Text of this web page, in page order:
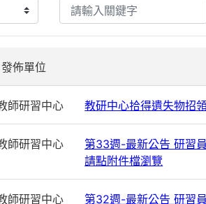
發佈單位
師研習中心 教研中心拾得遺失物招
師研習中心
第33週-最新公告 研習
請點附件檔瀏覽
師研習中心
第32週-最新公告 研習